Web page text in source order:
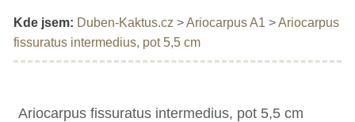
Kde jsem: Duben-Kaktus.cz >Ariocarpus A1 >Ariocarpus
fissuratus intermedius, pot 5,5 cm
Ariocarpus fissuratus intermedius, pot 5,5 cm